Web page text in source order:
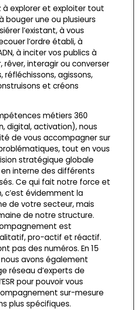
à explorer et exploiter tout
bouger une ou plusieurs
l’existant, à vous
l’ordre établi, à
à inciter vos publics à
rêver, interagir ou converser
réfléchissons, agissons,
et créons
métiers 360
digital, activation), nous
de vous accompagner sur
tout en vous
stratégique globale
interne des différents
Ce qui fait notre force et
c’est évidemment la
de votre secteur, mais
de notre structure.
est
pro-actif et réactif.
pas des numéros. En 15
nous avons également
réseau d’experts de
pour pouvoir vous
sur-mesure
plus spécifiques.